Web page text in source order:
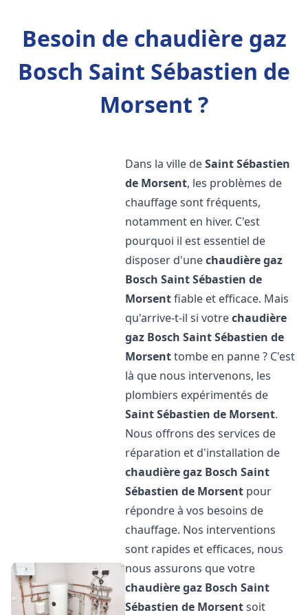
Besoin de chaudière gaz
Bosch Saint Sébastien de
Morsent ?
Dans la ville deSaint Sébastien
de Morsent, les problèmes de
chauffage sont fréquents,
notamment en hiver. C'est
pourquoi il est essentiel de
disposer d'unechaudière gaz
Bosch Saint Sébastien de
Morsentfiable et efficace. Mais
qu'arrive-t-il si votrechaudière
gaz Bosch Saint Sébastien de
Morsenttombe en panne ? C'est
là que nous intervenons, les
plombiers expérimentés de
Saint Sébastien de Morsent.
Nous offrons des services de
réparation et d'installation de
chaudière gaz Bosch Saint
Sébastien de Morsent pour
répondre à vos besoins de
chauffage. Nos interventions
sont rapides et efficaces, nous
nous assurons que votre
chaudière gaz Bosch Saint
Sébastien de Morsentsoit